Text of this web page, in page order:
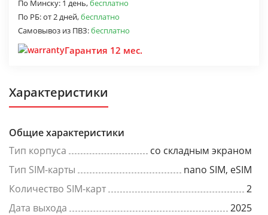
По Минску: 1 день,бесплатно
По РБ:от 2 дней,бесплатно
Самовывоз из ПВЗ:бесплатно
Гарантия 12 мес.
Характеристики
Общие характеристики
Тип корпуса
со складным экраном
Тип SIM-карты
nano SIM, eSIM
Количество SIM-карт
2
Дата выхода
2025